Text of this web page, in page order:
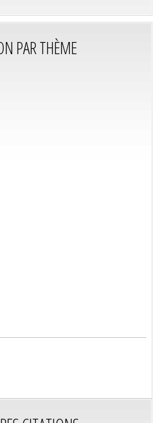
PAR THÈME